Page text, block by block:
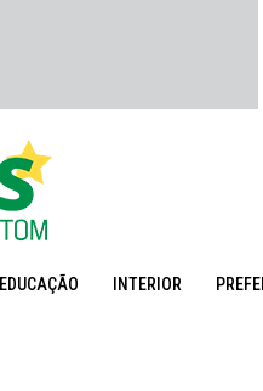
EDUCAÇÃO INTERIOR